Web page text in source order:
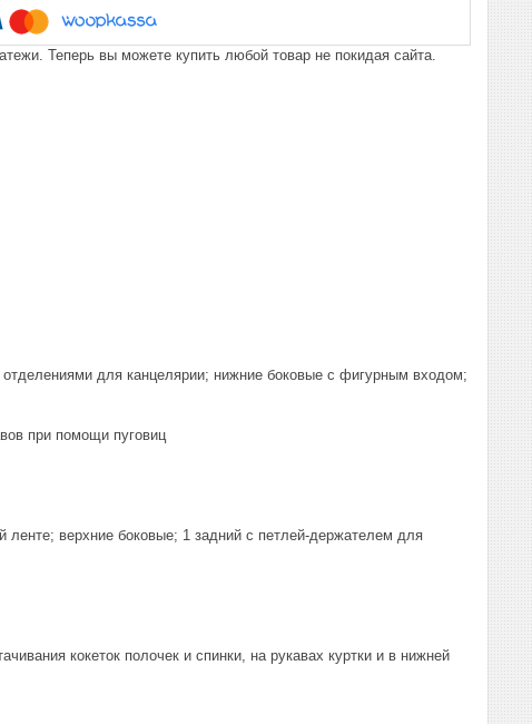
Теперь вы можете купить любой товар не покидая сайта.
для канцелярии; нижние боковые с фигурным входом;
при помощи пуговиц
ленте; верхние боковые; 1 задний с петлей-держателем для
кокеток полочек и спинки, на рукавах куртки и в нижней